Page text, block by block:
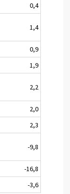
0,4
1,4
0,9
1,9
2,2
2,0
2,3
-9,8
-16,8
-3,6